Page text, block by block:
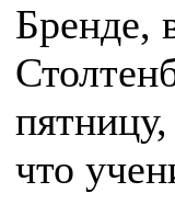
Бренде,
что